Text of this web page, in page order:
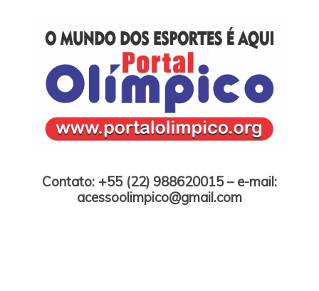
Contato: +55 (22) 988620015 – e-mail:
acessoolimpico@gmail.com